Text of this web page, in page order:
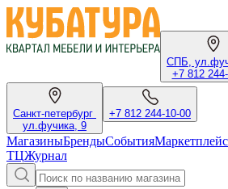
СПБ,
+7 812
Санкт-петербург
ул.фучика, 9
+7 812 244-10-00
МагазиныБрендыСобытияМаркетплейс
ТЦЖурнал